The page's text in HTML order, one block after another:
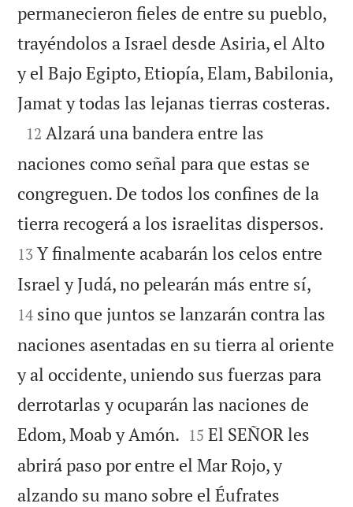
permanecieron fieles de entre su pueblo,
trayéndolos a Israel desde Asiria, el Alto
y el Bajo Egipto, Etiopía, Elam, Babilonia,
Jamat y todas las lejanas tierras costeras.

12 Alzará una bandera entre las
naciones como señal para que estas se
congreguen. De todos los confines de la
tierra recogerá a los israelitas dispersos.
13 Y finalmente acabarán los celos entre
Israel y Judá, no pelearán más entre sí,
14 sino que juntos se lanzarán contra las
naciones asentadas en su tierra al oriente
y al occidente, uniendo sus fuerzas para
derrotarlas y ocuparán las naciones de
Edom, Moab y Amón. 

15 El SEÑOR les
abrirá paso por entre el Mar Rojo, y
alzando su mano sobre el Éufrates